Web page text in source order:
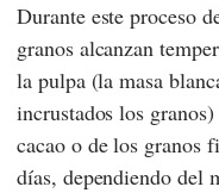
Durante este proceso
granos alcanzan
la pulpa (la masa
incrustados los
cacao o de los granos
días, dependiendo del